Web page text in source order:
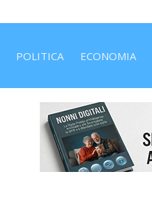
POLITICA ECONOMIA